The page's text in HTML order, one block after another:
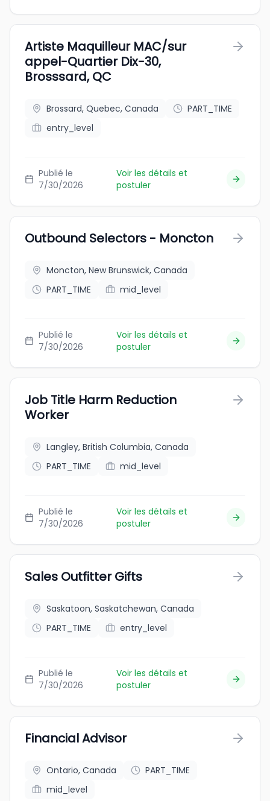
Artiste Maquilleur MAC/sur
appel-Quartier Dix-30,
Brosssard, QC
Brossard, Quebec, Canada
PART_TIME
entry_level
Publié le
7/30/2026
Voir les détails et
postuler
Outbound Selectors - Moncton
Moncton, New Brunswick, Canada
PART_TIME
mid_level
Publié le
7/30/2026
Voir les détails et
postuler
Job Title Harm Reduction
Worker
Langley, British Columbia, Canada
PART_TIME
mid_level
Publié le
7/30/2026
Voir les détails et
postuler
Sales Outfitter Gifts
Saskatoon, Saskatchewan, Canada
PART_TIME
entry_level
Publié le
7/30/2026
Voir les détails et
postuler
Financial Advisor
Ontario, Canada
PART_TIME
mid_level